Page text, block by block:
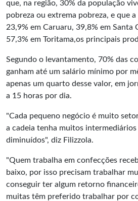
que, na região, 30% da população
pobreza ou extrema pobreza, e que
23,9% em Caruaru, 39,8% em Santa
57,3% em Toritama,os principais
Segundo o levantamento, 70% das
ganham até um salário mínimo por
apenas um quarto desse valor, em
a 15 horas por dia.
"Cada pequeno negócio é muito
a cadeia tenha muitos intermediários
diminuídos", diz Filizzola.
"Quem trabalha em confecções
baixo, por isso precisam trabalhar
conseguir ter algum retorno
muitas têm preferido trabalhar por